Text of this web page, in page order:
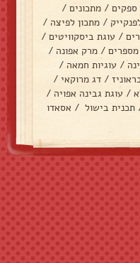
ספקים / מתכונים /
/ מתכון לפיצה /
/ עוגת ביסקוויטים /
/ מרק אפונה /
/ עוגיות חמאה /
/ דג מרוקאי /
/ עוגת גבינה אפויה /
תכנית בישול / אסאדו